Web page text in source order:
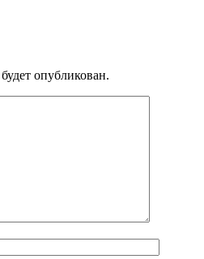
опубликован.